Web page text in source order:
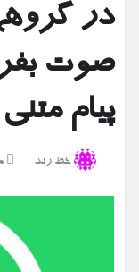
در
صوت
پیام
خط رند